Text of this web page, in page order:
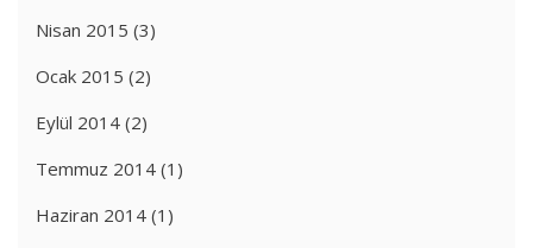
Nisan 2015 (3)
Ocak 2015 (2)
Eylül 2014 (2)
Temmuz 2014 (1)
Haziran 2014 (1)